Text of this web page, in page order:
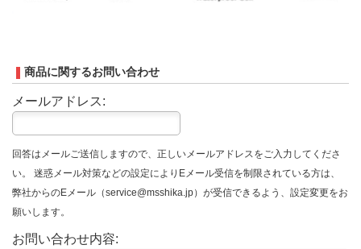
商品に関するお問い合わせ
メールアドレス:
回答はメールご送信しますので、正しいメールアドレスをご入力してくださ
い。 迷惑メール対策などの設定によりEメール受信を制限されている方は、
弊社からのEメール（service@msshika.jp）が受信できるよう、設定変更をお
願いします。
お問い合わせ内容: